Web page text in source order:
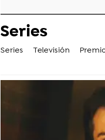
Series
Series Televisión